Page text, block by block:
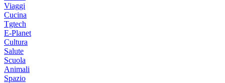
Viaggi
Cucina
Tgtech
E-Planet
Cultura
Salute
Scuola
Animali
Spazio